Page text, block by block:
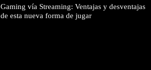
Gaming vía Streaming: Ventajas y desventajas
de esta nueva forma de jugar